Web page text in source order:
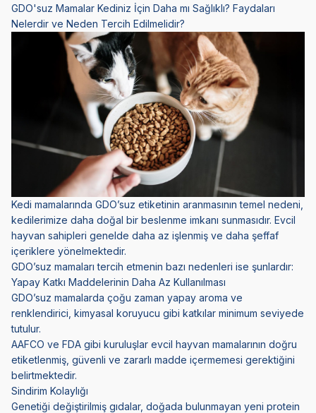
GDO'suz Mamalar Kediniz İçin Daha mı Sağlıklı? Faydaları
Nelerdir ve Neden Tercih Edilmelidir?
Kedi mamalarında GDO’suz etiketinin aranmasının temel nedeni,
kedilerimize daha doğal bir beslenme imkanı sunmasıdır. Evcil
hayvan sahipleri genelde daha az işlenmiş ve daha şeffaf
içeriklere yönelmektedir.
GDO’suz mamaları tercih etmenin bazı nedenleri ise şunlardır:
Yapay Katkı Maddelerinin Daha Az Kullanılması
GDO’suz mamalarda çoğu zaman yapay aroma ve
renklendirici, kimyasal koruyucu gibi katkılar minimum seviyede
tutulur.
AAFCO ve FDA gibi kuruluşlar evcil hayvan mamalarının doğru
etiketlenmiş, güvenli ve zararlı madde içermemesi gerektiğini
belirtmektedir.
Sindirim Kolaylığı
Genetiği değiştirilmiş gıdalar, doğada bulunmayan yeni protein